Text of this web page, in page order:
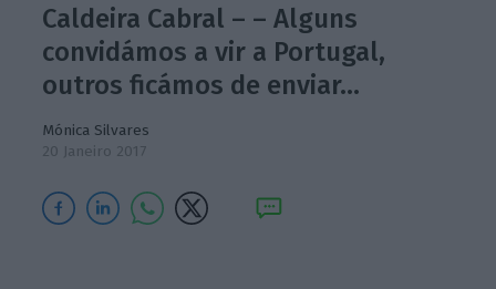
Caldeira Cabral – – Alguns
convidámos a vir a Portugal,
outros ficámos de enviar…
Mónica Silvares
20 Janeiro 2017